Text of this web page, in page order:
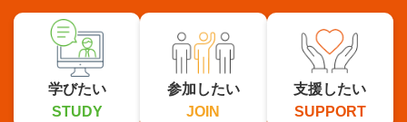
学びたい
STUDY
参加したい
JOIN
支援したい
SUPPORT